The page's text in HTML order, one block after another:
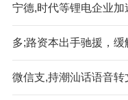
宁德,时代等锂电企业加
多;路资本出手驰援，
微信支,持潮汕话语音转